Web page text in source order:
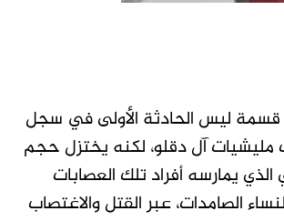
قسمة ليس الحادثة الأولى في سجل
مليشيات آل دقلو، لكنه يختزل حجم
الذي يمارسه أفراد تلك العصابات
الصامدات، عبر القتل والاغتصاب